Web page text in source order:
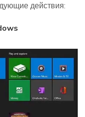
действия: